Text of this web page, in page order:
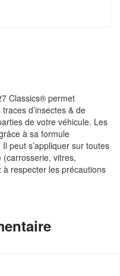
Classics® permet
d’insectes & de
de votre véhicule. Les
à sa formule
peut s’appliquer sur toutes
vitres,
respecter les précautions